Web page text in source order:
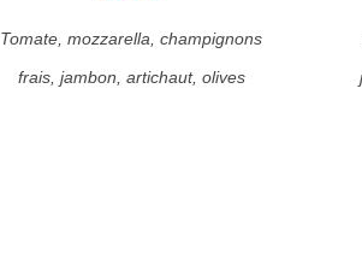
Tomate, mozzarella, champignons
frais, jambon, artichaut, olives